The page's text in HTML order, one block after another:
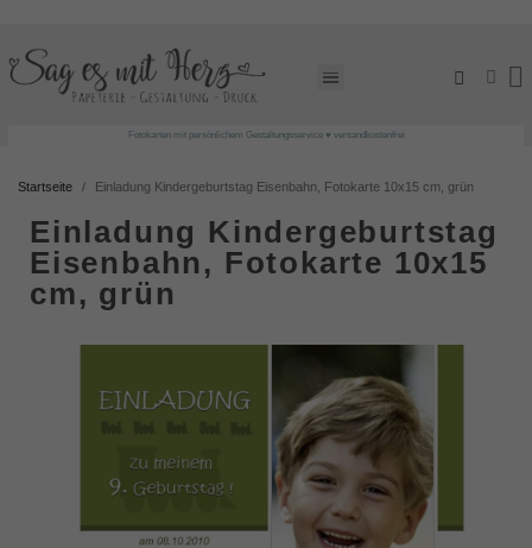
Fotokarten mit persönlichem Gestaltungsservice ♥ versandkostenfrei
Startseite Einladung Kindergeburtstag Eisenbahn, Fotokarte 10x15 cm, grün
Einladung Kindergeburtstag
Eisenbahn, Fotokarte 10x15
cm, grün